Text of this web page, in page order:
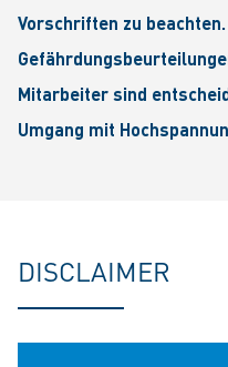
Vorschriften zu
Mitarbeiter sind
Umgang mit
DISCLAIMER